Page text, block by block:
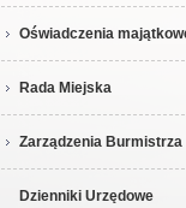
Oświadczenia
Rada Miejska
Zarządzenia Burmistrza
Dzienniki Urzędowe